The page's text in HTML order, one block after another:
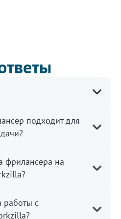
можно положиться.
понравилось, без
и территори
подходит для
фрилансера на
работы с